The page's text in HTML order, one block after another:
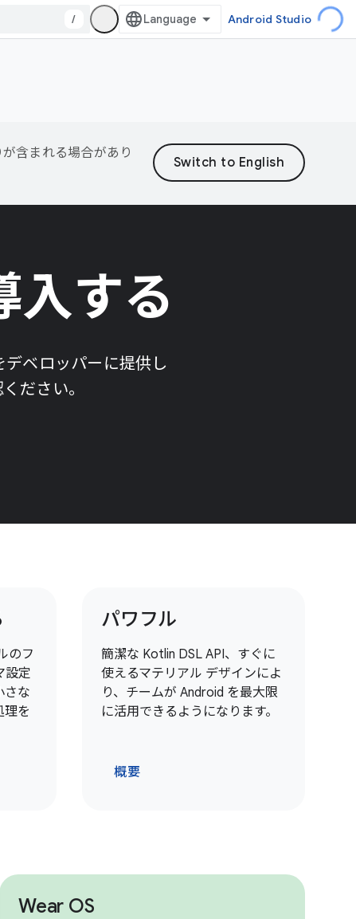
/ Android Studio
含まれる場合があり
入する
ベロッパーに提供し
ださい。
のフ
設定
さな
理を
パワフル
簡潔な Kotlin DSL API、すぐに
使えるマテリアル デザインによ
り、チームが Android を最大限
に活用できるようになります。
概要
Wear OS